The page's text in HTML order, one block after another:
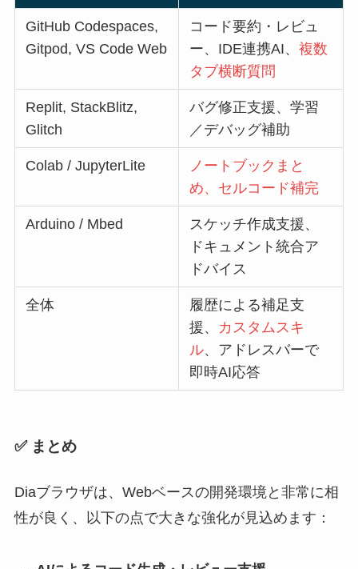
GitHub Codespaces,
Gitpod, VS Code Web
コード要約・レビュ
ー、IDE連携AI、複数
タブ横断質問
Replit, StackBlitz,
Glitch
バグ修正支援、学習
／デバッグ補助
Colab / JupyterLite
ノートブックまと
め、セルコード補完
Arduino / Mbed
スケッチ作成支援、
ドキュメント統合ア
ドバイス
全体
履歴による補足支
援、 カスタムスキ
ル、アドレスバーで
即時AI応答
✅ まとめ
Diaブラウザは、Webベースの開発環境と非常に相
性が良く、以下の点で大きな強化が見込めます：